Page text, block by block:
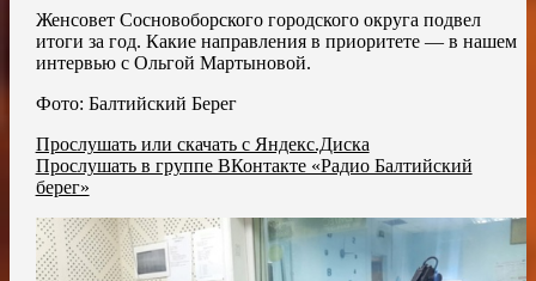
Женсовет Сосновоборского городского округа подвел
итоги за год. Какие направления в приоритете — в нашем
интервью с Ольгой Мартыновой.
Фото: Балтийский Берег
Прослушать или скачать с Яндекс.Диска
Прослушать в группе ВКонтакте «Радио Балтийский
берег»